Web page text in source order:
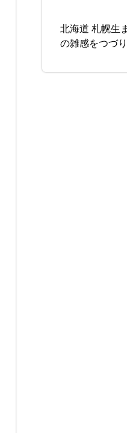
北海道 札幌生
の雑感をつづり